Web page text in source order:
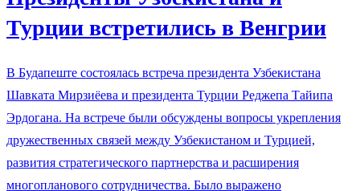
Турции встретились в Венгрии
В Будапеште состоялась встреча президента Узбекистана
Шавката Мирзиёева и президента Турции Реджепа Тайипа
Эрдогана. На встрече были обсуждены вопросы укрепления
дружественных связей между Узбекистаном и Турцией,
развития стратегического партнерства и расширения
многопланового сотрудничества. Было выражено